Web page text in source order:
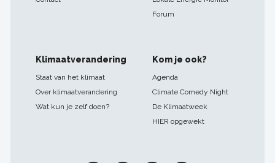
Forum
Klimaatverandering
Staat van het klimaat
Over klimaatverandering
Wat kun je zelf doen?
Kom je ook?
Agenda
Climate Comedy Night
De Klimaatweek
HIER opgewekt